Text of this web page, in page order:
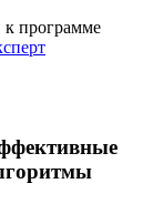
к программе